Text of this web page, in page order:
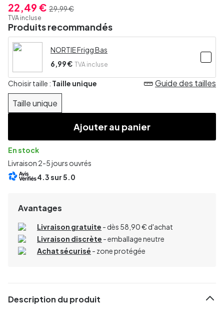
22,49 € 29,99 €
TVA incluse
Produits recommandés
NORTIE Frigg Bas
6,99 € TVA incluse
Choisir taille : Taille unique
Taille unique
Guide des tailles
Ajouter au panier
En stock
Livraison 2-5 jours ouvrés
4.3sur 5.0
Avantages
Livraison gratuite - dès 58,90 € d'achat
Livraison discrète - emballage neutre
Achat sécurisé - zone protégée
Description du produit